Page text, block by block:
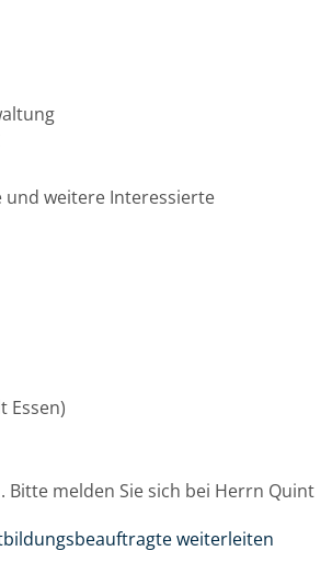
und weitere Interessierte
Essen)
melden Sie sich bei Herrn Quint
weiterleiten